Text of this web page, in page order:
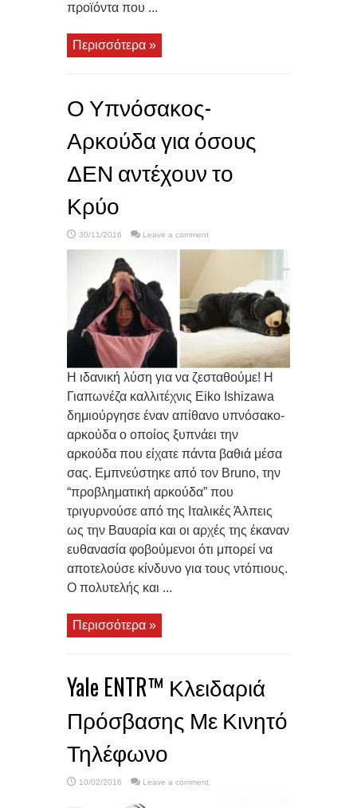
προϊόντα που ...
Περισσότερα »
Ο Υπνόσακος-
Αρκούδα για όσους
ΔΕΝ αντέχουν το
Κρύο
30/11/2016 Leave a comment
Η ιδανική λύση για να ζεσταθούμε! Η
Γιαπωνέζα καλλιτέχνις Eiko Ishizawa
δημιούργησε έναν απίθανο υπνόσακο-
αρκούδα ο οποίος ξυπνάει την
αρκούδα που είχατε πάντα βαθιά μέσα
σας. Εμπνεύστηκε από τον Bruno, την
“προβληματική αρκούδα” που
τριγυρνούσε από της Ιταλικές Άλπεις
ως την Βαυαρία και οι αρχές της έκαναν
ευθανασία φοβούμενοι ότι μπορεί να
αποτελούσε κίνδυνο για τους ντόπιους.
Ο πολυτελής και ...
Περισσότερα »
Yale ENTR™ Κλειδαριά
Πρόσβασης Με Κινητό
Τηλέφωνο
10/02/2016 Leave a comment